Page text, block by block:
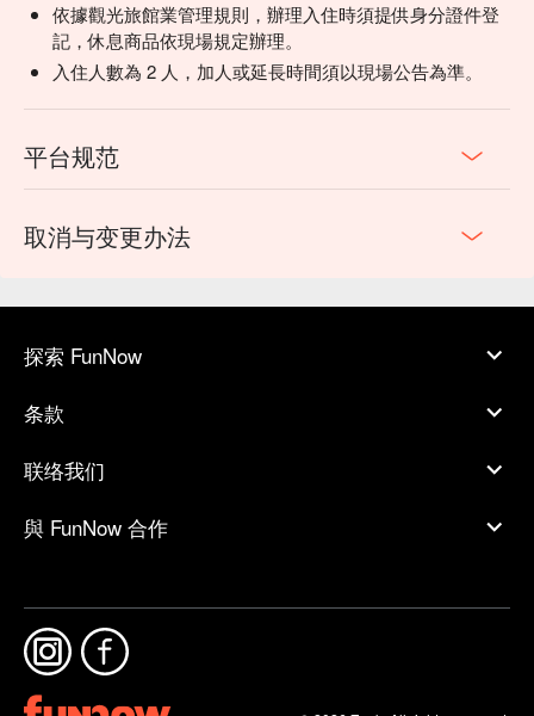
依據觀光旅館業管理規則，辦理入住時須提供身分證件登
記，休息商品依現場規定辦理。
入住人數為 2 人，加人或延長時間須以現場公告為準。
平台规范
取消与变更办法
探索 FunNow
条款
联络我们
與 FunNow 合作